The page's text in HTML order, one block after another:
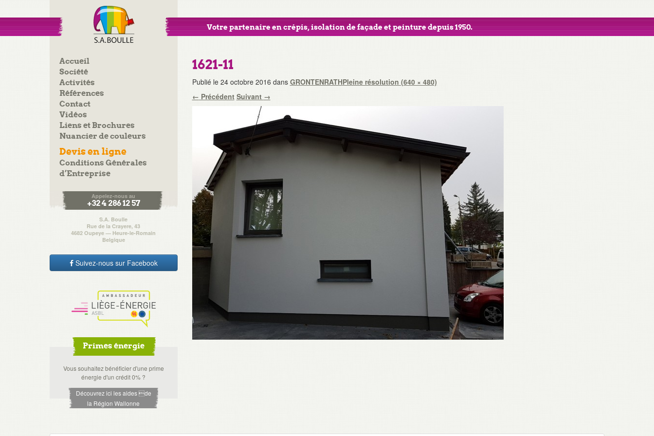
Votre partenaire en crépis, isolation de façade et peinture depuis 1950.
Accueil
Société
Activités
Références
Contact
Vidéos
Liens et Brochures
Nuancier de couleurs
Devis en ligne
Conditions Générales
d’Entreprise
Appelez-nous au
+32 4 286 12 57
S.A. Boulle
Rue de la Crayere, 43
4682 Oupeye — Heure-le-Romain
Belgique
Suivez-nous sur Facebook
Primes énergie
Vous souhaitez bénéficier d'une prime
énergie d'un crédit 0% ?
Découvrez ici les aides de
la Région Wallonne
1621-11
Publié le 24 octobre 2016 dans GRONTENRATHPleine résolution (640 × 480)
← Précédent Suivant →